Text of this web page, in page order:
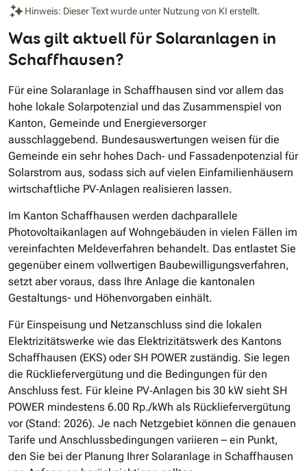
Hinweis: Dieser Text wurde unter Nutzung von KI erstellt.
Was gilt aktuell für Solaranlagen in
Schaffhausen?
Für eine Solaranlage in Schaffhausen sind vor allem das
hohe lokale Solarpotenzial und das Zusammenspiel von
Kanton, Gemeinde und Energieversorger
ausschlaggebend. Bundesauswertungen weisen für die
Gemeinde ein sehr hohes Dach‐ und Fassadenpotenzial für
Solarstrom aus, sodass sich auf vielen Einfamilienhäusern
wirtschaftliche PV‐Anlagen realisieren lassen.
Im Kanton Schaffhausen werden dachparallele
Photovoltaikanlagen auf Wohngebäuden in vielen Fällen im
vereinfachten Meldeverfahren behandelt. Das entlastet Sie
gegenüber einem vollwertigen Baubewilligungsverfahren,
setzt aber voraus, dass Ihre Anlage die kantonalen
Gestaltungs- und Höhenvorgaben einhält.
Für Einspeisung und Netzanschluss sind die lokalen
Elektrizitätswerke wie das Elektrizitätswerk des Kantons
Schaffhausen (EKS) oder SH POWER zuständig. Sie legen
die Rückliefervergütung und die Bedingungen für den
Anschluss fest. Für kleine PV‐Anlagen bis 30 kW sieht SH
POWER mindestens 6.00 Rp./kWh als Rückliefervergütung
vor (Stand: 2026). Je nach Netzgebiet können die genauen
Tarife und Anschlussbedingungen variieren – ein Punkt,
den Sie bei der Planung Ihrer Solaranlage in Schaffhausen